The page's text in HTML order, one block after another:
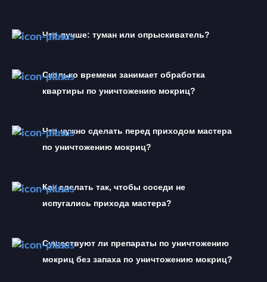
Что лучше: туман или опрыскиватель?
Сколько времени занимает обработка
квартиры по уничтожению мокриц?
Что нужно сделать перед приходом мастера
по уничтожению мокриц?
Как сделать так, чтобы соседи не
испугались прихода мастера?
Существуют ли препараты по уничтожению
мокриц без запаха по уничтожению мокриц?